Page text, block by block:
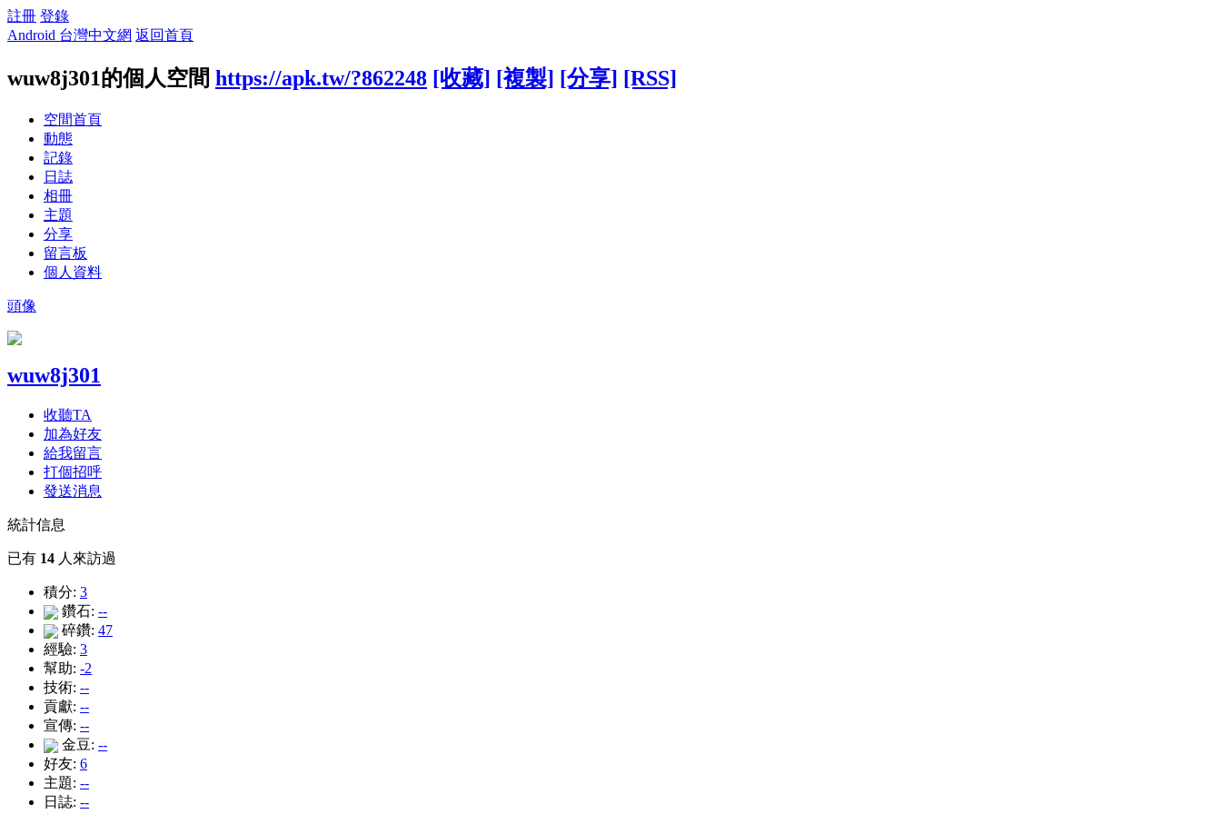
註冊 登錄
Android 台灣中文網 返回首頁
wuw8j301的個人空間 https://apk.tw/?862248 [收藏] [複製] [分享] [RSS]
空間首頁
動態
記錄
日誌
相冊
主題
分享
留言板
個人資料
頭像
wuw8j301
收聽TA
加為好友
給我留言
打個招呼
發送消息
統計信息
已有 14 人來訪過
積分: 3
鑽石: --
碎鑽: 47
經驗: 3
幫助: -2
技術: --
貢獻: --
宣傳: --
金豆: --
好友: 6
主題: --
日誌: --